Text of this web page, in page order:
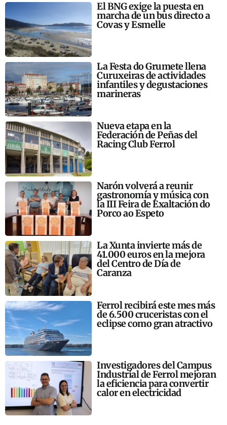
El BNG exige la puesta en
marcha de un bus directo a
Covas y Esmelle
La Festa do Grumete llena
Curuxeiras de actividades
infantiles y degustaciones
marineras
Nueva etapa en la
Federación de Peñas del
Racing Club Ferrol
Narón volverá a reunir
gastronomía y música con
la III Feira de Exaltación do
Porco ao Espeto
La Xunta invierte más de
41.000 euros en la mejora
del Centro de Día de
Caranza
Ferrol recibirá este mes más
de 6.500 cruceristas con el
eclipse como gran atractivo
Investigadores del Campus
Industrial de Ferrol mejoran
la eficiencia para convertir
calor en electricidad